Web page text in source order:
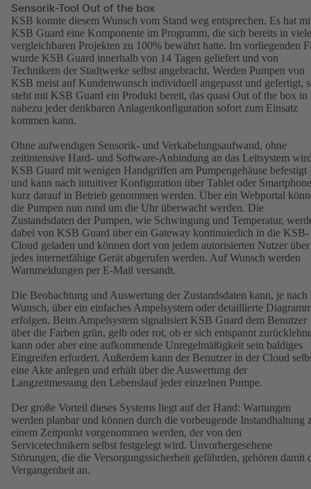
Sensorik-Tool Out of the box
KSB konnte diesem Wunsch vom Stand weg entsprechen. Es hat
KSB Guard eine Komponente im Programm, die sich bereits in
vergleichbaren Projekten zu 100% bewährt hatte. Im vorliegenden
wurde KSB Guard innerhalb von 14 Tagen geliefert und von
Technikern der Stadtwerke selbst angebracht. Werden Pumpen von
KSB meist auf Kundenwunsch individuell angepasst und gefertigt,
steht mit KSB Guard ein Produkt bereit, das quasi Out of the box in
nahezu jeder denkbaren Anlagenkonfiguration sofort zum Einsatz
kommen kann.
Ohne aufwendigen Sensorik- und Verkabelungsaufwand, ohne
zeitintensive Hard- und Software-Anbindung an das Leitsystem
KSB Guard mit wenigen Handgriffen am Pumpengehäuse befestigt
und kann nach intuitiver Konfiguration über Tablet oder Smartphone
kurz darauf in Betrieb genommen werden. Über ein Webportal
die Pumpen nun rund um die Uhr überwacht werden. Die
Zustandsdaten der Pumpen, wie Schwingung und Temperatur,
dabei von KSB Guard über ein Gateway kontinuierlich in die KSB-
Cloud geladen und können dort von jedem autorisierten Nutzer über
jedes internetfähige Gerät abgerufen werden. Auf Wunsch werden
Warnmeldungen per E-Mail versandt.
Die Beobachtung und Auswertung der Zustandsdaten kann, je nach
Wunsch, über ein einfaches Ampelsystem oder detaillierte
erfolgen. Beim Ampelsystem signalisiert KSB Guard dem Benutzer
über die Farben grün, gelb oder rot, ob er sich entspannt
kann oder aber eine aufkommende Unregelmäßigkeit sein baldiges
Eingreifen erfordert. Außerdem kann der Benutzer in der Cloud
eine Akte anlegen und erhält über die Auswertung der
Langzeitmessung den Lebenslauf jeder einzelnen Pumpe.
Der große Vorteil dieses Systems liegt auf der Hand: Wartungen
werden planbar und können durch die vorbeugende Instandhaltung
einem Zeitpunkt vorgenommen werden, der von den
Servicetechnikern selbst festgelegt wird. Unvorhergesehene
Störungen, die die Versorgungssicherheit gefährden, gehören damit
Vergangenheit an.